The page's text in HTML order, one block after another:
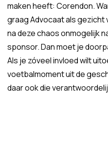
maken heeft: Corendon.
graag Advocaat als gezicht
na deze chaos onmogelijk
sponsor. Dan moet je
Als je zóveel invloed wilt
voetbalmoment uit de
daar ook die